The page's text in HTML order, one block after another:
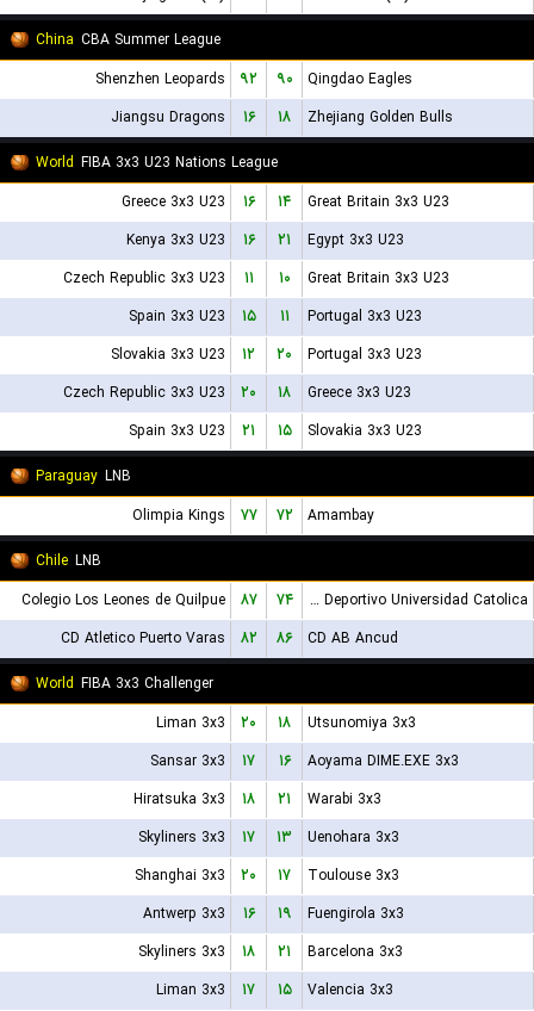
China CBA Summer League
Shenzhen Leopards
۹۲ ۹۰
Qingdao Eagles
Jiangsu Dragons
۱۶ ۱۸
Zhejiang Golden Bulls
World FIBA 3x3 U23 Nations League
Greece 3x3 U23
۱۶ ۱۴
Great Britain 3x3 U23
Kenya 3x3 U23
۱۶ ۲۱
Egypt 3x3 U23
Czech Republic 3x3 U23
۱۱ ۱۰
Great Britain 3x3 U23
Spain 3x3 U23
۱۵ ۱۱
Portugal 3x3 U23
Slovakia 3x3 U23
۱۲ ۲۰
Portugal 3x3 U23
Czech Republic 3x3 U23
۲۰ ۱۸
Greece 3x3 U23
Spain 3x3 U23
۲۱ ۱۵
Slovakia 3x3 U23
Paraguay LNB
Olimpia Kings
۷۷ ۷۲
Amambay
Chile LNB
Colegio Los Leones de Quilpue
۸۷ ۷۴
Club Deportivo Universidad Catolica
CD Atletico Puerto Varas
۸۲ ۸۶
CD AB Ancud
World FIBA 3x3 Challenger
Liman 3x3
۲۰ ۱۸
Utsunomiya 3x3
Sansar 3x3
۱۷ ۱۶
Aoyama DIME.EXE 3x3
Hiratsuka 3x3
۱۸ ۲۱
Warabi 3x3
Skyliners 3x3
۱۷ ۱۳
Uenohara 3x3
Shanghai 3x3
۲۰ ۱۷
Toulouse 3x3
Antwerp 3x3
۱۶ ۱۹
Fuengirola 3x3
Skyliners 3x3
۱۸ ۲۱
Barcelona 3x3
Liman 3x3
۱۷ ۱۵
Valencia 3x3